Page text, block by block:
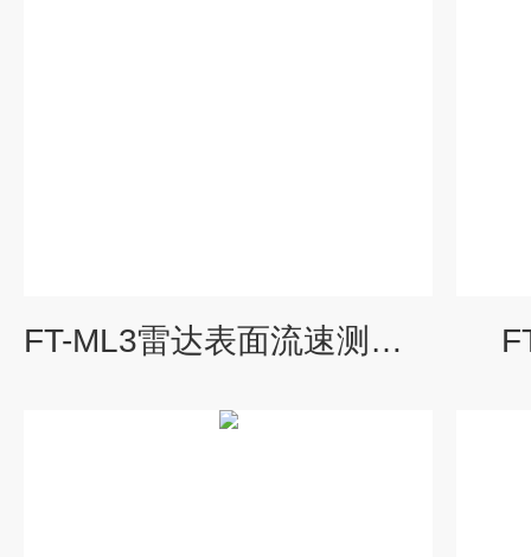
FT-ML3雷达表面流速测流系统 水位记录仪